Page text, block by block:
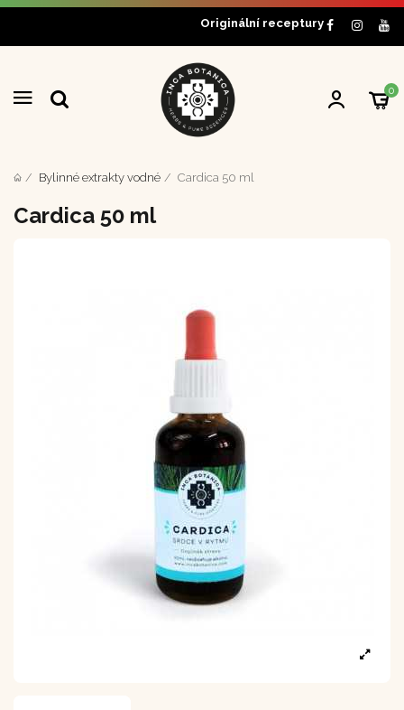
Originální receptury
0
Bylinné extrakty vodné Cardica 50 ml
Cardica 50 ml